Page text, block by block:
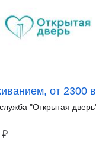
от 2300 в
"Открытая
₽